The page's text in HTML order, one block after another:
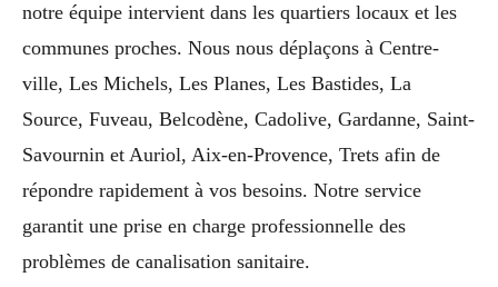
notre équipe intervient dans les quartiers locaux et les
communes proches. Nous nous déplaçons à Centre-
ville, Les Michels, Les Planes, Les Bastides, La
Source, Fuveau, Belcodène, Cadolive, Gardanne, Saint-
Savournin et Auriol, Aix-en-Provence, Trets afin de
répondre rapidement à vos besoins. Notre service
garantit une prise en charge professionnelle des
problèmes de canalisation sanitaire.